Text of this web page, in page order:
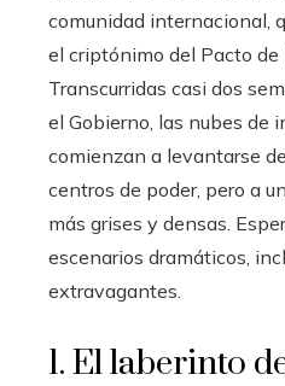
comunidad internacional,
el criptónimo del Pacto de
Transcurridas casi dos
el Gobierno, las nubes de
comienzan a levantarse
centros de poder, pero a
más grises y densas.
escenarios dramáticos,
extravagantes.
1. El laberinto